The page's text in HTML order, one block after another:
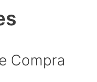
Compra